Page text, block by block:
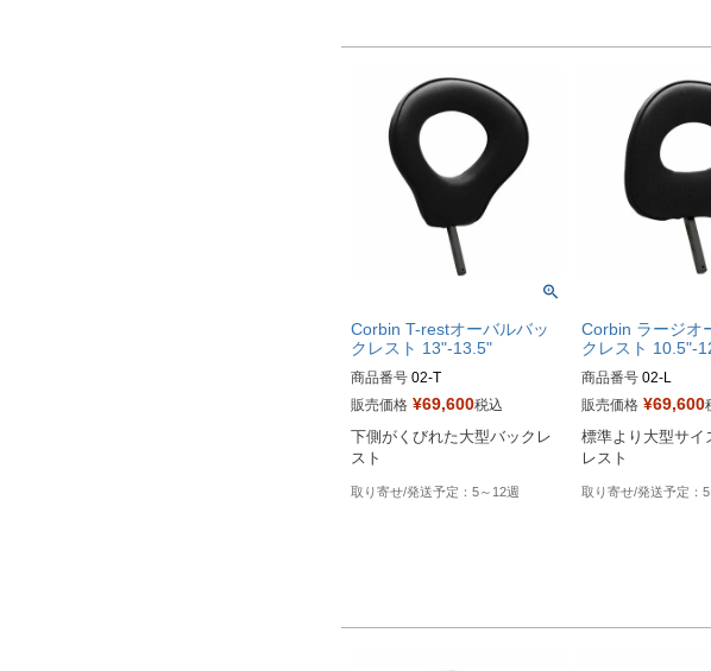
Corbin T-restオーバルバッ
クレスト 13"-13.5"
商品番号 02-T
販売価格 ¥69,600税込
下側がくびれた大型バックレ
スト
5～12週
Corbin ラージオ
クレスト 10.5"-
商品番号 02-L
販売価格 ¥69,600
標準より大型サイ
レスト